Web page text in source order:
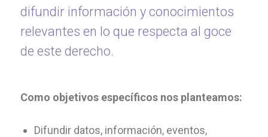
difundir información y conocimientos
relevantes en lo que respecta al goce
de este derecho.
Como objetivos específicos nos planteamos:
Difundir datos, información, eventos,